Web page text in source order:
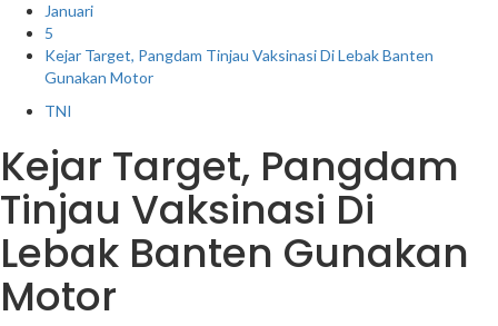
Januari
5
Kejar Target, Pangdam Tinjau Vaksinasi Di Lebak Banten
Gunakan Motor
TNI
Kejar Target, Pangdam
Tinjau Vaksinasi Di
Lebak Banten Gunakan
Motor